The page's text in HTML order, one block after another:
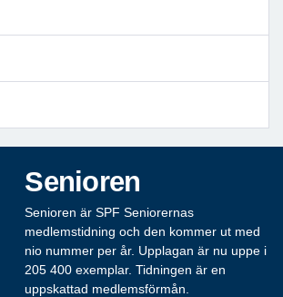
Senioren
Senioren är SPF Seniorernas
medlemstidning och den kommer ut med
nio nummer per år. Upplagan är nu uppe i
205 400 exemplar. Tidningen är en
uppskattad medlemsförmån.